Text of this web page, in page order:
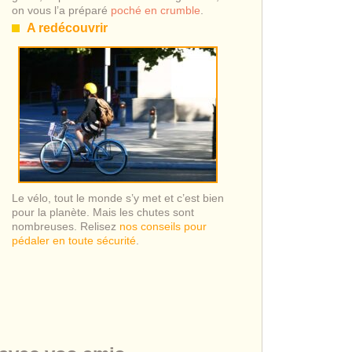
on vous l’a préparé poché en crumble
A redécouvrir
Le vélo, tout le monde s’y met et c’est bien
pour la planète. Mais les chutes sont
nombreuses. Relisez nos conseils pour
pédaler en toute sécurité